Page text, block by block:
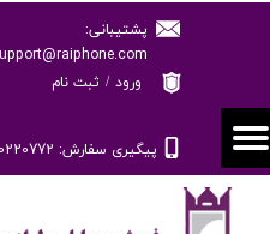
پشتیبانی:
پیگیری سفارش: 09120220772
ورود / ثبت نام
حساب کاربری من
تغییر گذر واژه
سفارشات
خروج از حساب کاربری